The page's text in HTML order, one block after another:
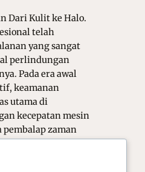
Dari Kulit ke Halo.
telah
yang sangat
perlindungan
Pada era awal
keamanan
utama di
kecepatan mesin
zaman
kain yang sangat